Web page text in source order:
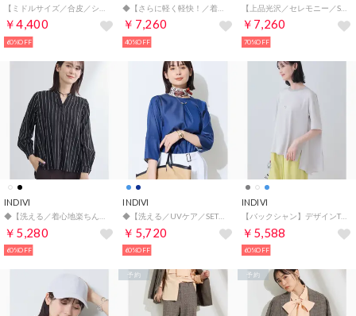
￥4,400
60%OFF
￥7,260
40%OFF
【上品光沢／セレモニー／SETUP可能】切り替えデザインジャケット （ベージュ(652)）
￥7,260
70%OFF
INDIVI
￥5,280
60%OFF
INDIVI
￥5,720
60%OFF
INDIVI
【バックシャン】デザインTブラウス （ライトグレー(011)）
￥5,588
60%OFF
予約 予約